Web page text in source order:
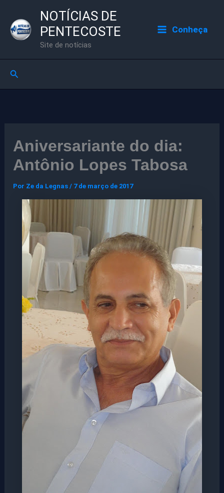
para
NOTÍCIAS DE
PENTECOSTE
Site de notícias
Conheça
Pesquisar
Aniversariante do dia:
Antônio Lopes Tabosa
Por Ze da Legnas/ 7 de março de 2017